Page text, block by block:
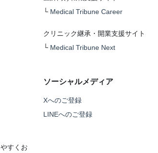
すくお
└ Medical Tribune Career
クリニック継承・開業支援サイト
└ Medical Tribune Next
ソーシャルメディア
Xへのご登録
LINEへのご登録